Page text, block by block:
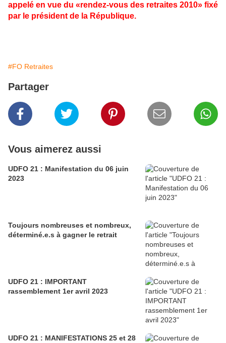
appelé en vue du «rendez-vous des retraites 2010» fixé
par le président de la République.
#FO Retraites
Partager
Vous aimerez aussi
UDFO 21 : Manifestation du 06 juin
2023
Toujours nombreuses et nombreux,
déterminé.e.s à gagner le retrait
UDFO 21 : IMPORTANT
rassemblement 1er avril 2023
UDFO 21 : MANIFESTATIONS 25 et 28